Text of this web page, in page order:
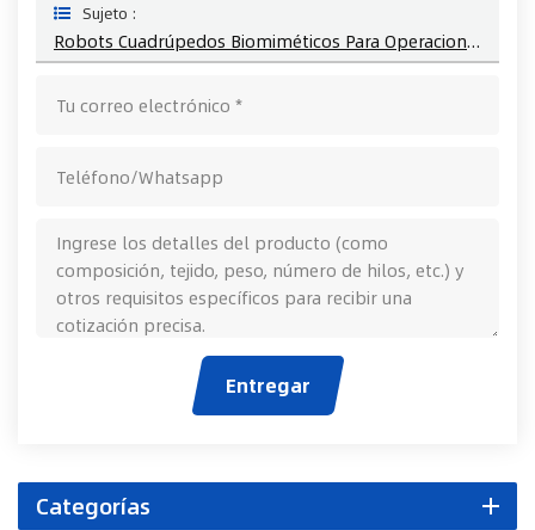
Sujeto :
Robots Cuadrúpedos Biomiméticos Para Operaciones Tácticas
Entregar
Categorías